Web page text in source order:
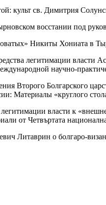
культ св. Димитрия
восстании под
Никиты Хониата в
легитимации власти
научно-
Второго Болгарского
Материалы «круглого
власти к
от Четвъртата
Литаврин о болгаро-